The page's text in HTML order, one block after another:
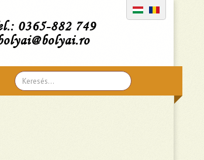
0365-882 749
Search
...